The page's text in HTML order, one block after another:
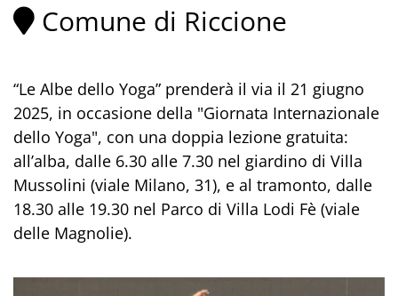
Comune di Riccione
“Le Albe dello Yoga” prenderà il via il 21 giugno
2025, in occasione della "Giornata Internazionale
dello Yoga", con una doppia lezione gratuita:
all’alba, dalle 6.30 alle 7.30 nel giardino di Villa
Mussolini (viale Milano, 31), e al tramonto, dalle
18.30 alle 19.30 nel Parco di Villa Lodi Fè (viale
delle Magnolie).